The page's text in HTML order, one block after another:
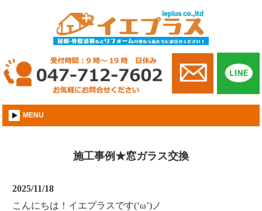
MENU
施工事例★窓ガラス交換
2025/11/18
こんにちは！イエプラスです(‘ω’)ノ